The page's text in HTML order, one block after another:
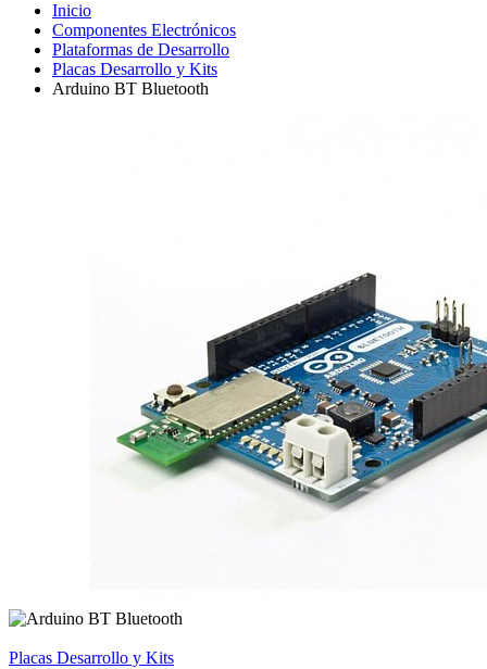
Inicio
Componentes Electrónicos
Plataformas de Desarrollo
Placas Desarrollo y Kits
Arduino BT Bluetooth
Placas Desarrollo y Kits